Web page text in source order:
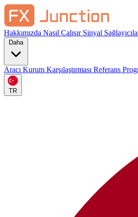
Hakkımızda Nasıl Çalışır Sinyal
Daha
Aracı Kurum Karşılaştırması Referans
TR